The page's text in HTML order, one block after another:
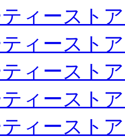
ィースト
ィースト
ィースト
ィースト
ィースト